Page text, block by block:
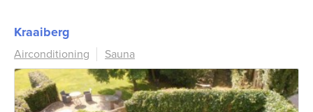
Kraaiberg
Airconditioning Sauna